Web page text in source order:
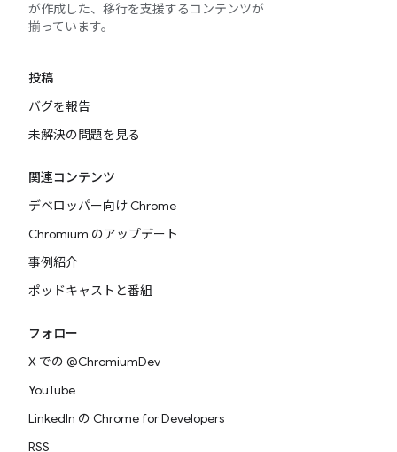
が作成した、移行を支援するコンテンツが
揃っています。
投稿
バグを報告
未解決の問題を見る
関連コンテンツ
デベロッパー向け Chrome
Chromium のアップデート
事例紹介
ポッドキャストと番組
フォロー
X での @ChromiumDev
YouTube
LinkedIn の Chrome for Developers
RSS